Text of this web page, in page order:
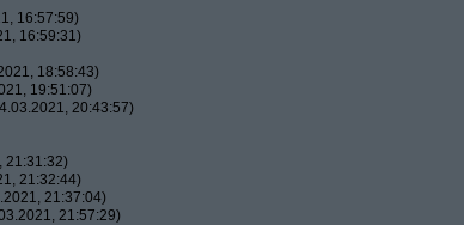
16:57:59)
16:59:31)
18:58:43)
19:51:07)
20:43:57)
21:31:32)
21:32:44)
21:37:04)
21:57:29)